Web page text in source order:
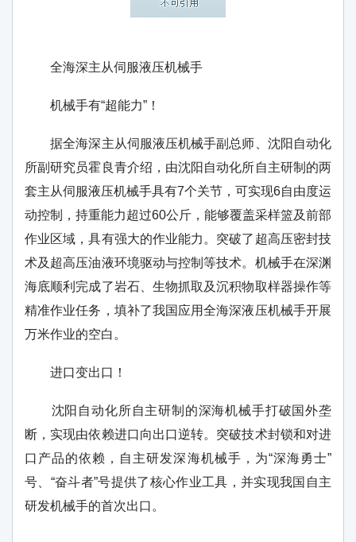
全海深主从伺服液压机械手
机械手有“超能力”！
据全海深主从伺服液压机械手副总师、沈阳自动化
所副研究员霍良青介绍，由沈阳自动化所自主研制的两
套主从伺服液压机械手具有7个关节，可实现6自由度运
动控制，持重能力超过60公斤，能够覆盖采样篮及前部
作业区域，具有强大的作业能力。突破了超高压密封技
术及超高压油液环境驱动与控制等技术。机械手在深渊
海底顺利完成了岩石、生物抓取及沉积物取样器操作等
精准作业任务，填补了我国应用全海深液压机械手开展
万米作业的空白。
进口变出口！
沈阳自动化所自主研制的深海机械手打破国外垄
断，实现由依赖进口向出口逆转。突破技术封锁和对进
口产品的依赖，自主研发深海机械手，为“深海勇士”
号、“奋斗者”号提供了核心作业工具，并实现我国自主
研发机械手的首次出口。